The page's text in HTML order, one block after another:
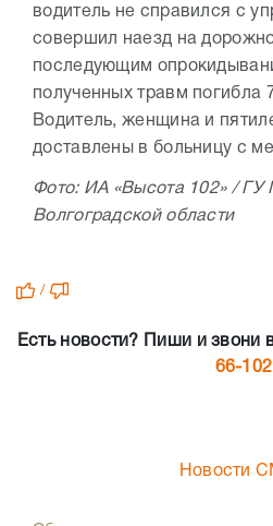
водитель не справился с
совершил наезд на
последующим
полученных травм погибла
Водитель, женщина и
доставлены в больницу с
Фото: ИА «Высота 102» /
Волгоградской области
/
Есть новости? Пиши и звони
66-102
Новости